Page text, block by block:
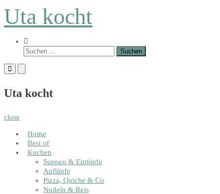
Skip
content
Uta kocht
Show
Search
Suchen
Primary
Menu
Mobile
Menu
Desktop
Uta kocht
close
Home
Best of
Kochen
Suppen & Eintöpfe
Aufläufe
Pizza, Quiche & Co
Nudeln & Reis